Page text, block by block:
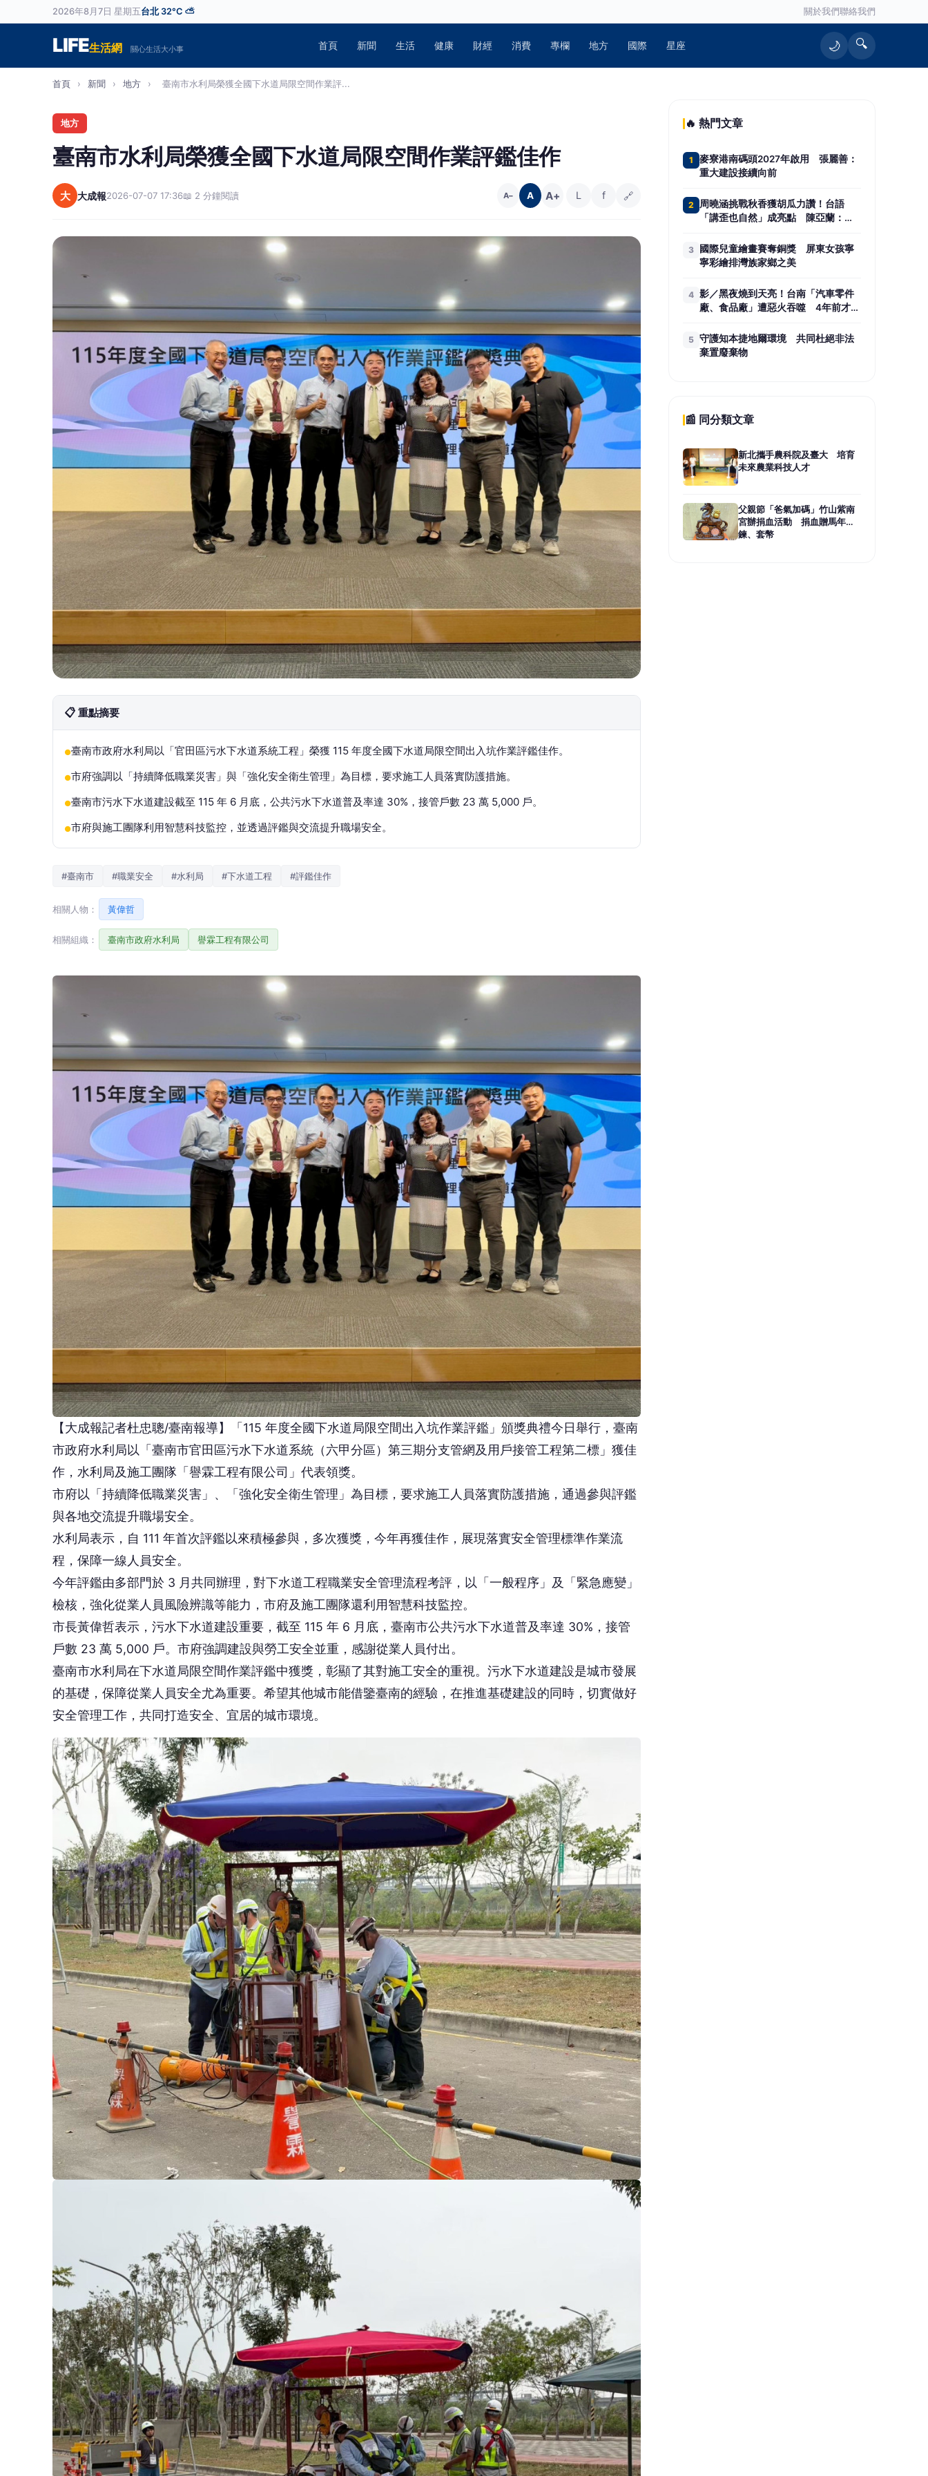
2026年8月7日 星期五台北 32°C ⛅ 關於我們聯絡我們
LIFE生活網 關心生活大小事 首頁 新聞 生活 健康 財經 消費 專欄 地方 國際 星座 🌙 🔍
首頁 › 新聞 › 地方 › 臺南市水利局榮獲全國下水道局限空間作業評...
地方
臺南市水利局榮獲全國下水道局限空間作業評鑑佳作
大 大成報2026-07-07 17:36📖 2 分鐘閱讀 A− A A+ L f 🔗
📋 重點摘要
●臺南市政府水利局以「官田區污水下水道系統工程」榮獲 115 年度全國下水道局限空間出入坑作業評鑑佳作。
●市府強調以「持續降低職業災害」與「強化安全衛生管理」為目標，要求施工人員落實防護措施。
●臺南市污水下水道建設截至 115 年 6 月底，公共污水下水道普及率達 30%，接管戶數 23 萬 5,000 戶。
●市府與施工團隊利用智慧科技監控，並透過評鑑與交流提升職場安全。
#臺南市 #職業安全 #水利局 #下水道工程 #評鑑佳作
相關人物： 黃偉哲
相關組織： 臺南市政府水利局 譽霖工程有限公司
【大成報記者杜忠聰/臺南報導】「115 年度全國下水道局限空間出入坑作業評鑑」頒獎典禮今日舉行，臺南
市政府水利局以「臺南市官田區污水下水道系統（六甲分區）第三期分支管網及用戶接管工程第二標」獲佳
作，水利局及施工團隊「譽霖工程有限公司」代表領獎。
市府以「持續降低職業災害」、「強化安全衛生管理」為目標，要求施工人員落實防護措施，通過參與評鑑
與各地交流提升職場安全。
水利局表示，自 111 年首次評鑑以來積極參與，多次獲獎，今年再獲佳作，展現落實安全管理標準作業流
程，保障一線人員安全。
今年評鑑由多部門於 3 月共同辦理，對下水道工程職業安全管理流程考評，以「一般程序」及「緊急應變」
檢核，強化從業人員風險辨識等能力，市府及施工團隊還利用智慧科技監控。
市長黃偉哲表示，污水下水道建設重要，截至 115 年 6 月底，臺南市公共污水下水道普及率達 30%，接管
戶數 23 萬 5,000 戶。市府強調建設與勞工安全並重，感謝從業人員付出。
臺南市水利局在下水道局限空間作業評鑑中獲獎，彰顯了其對施工安全的重視。污水下水道建設是城市發展
的基礎，保障從業人員安全尤為重要。希望其他城市能借鑒臺南的經驗，在推進基礎建設的同時，切實做好
安全管理工作，共同打造安全、宜居的城市環境。
🔥 熱門文章
1
麥寮港南碼頭2027年啟用 張麗善：
重大建設接續向前
2
周曉涵挑戰秋香獲胡瓜力讚！台語
「講歪也自然」成亮點 陳亞蘭：她
3
國際兒童繪畫賽奪銅獎 屏東女孩寧
寧彩繪排灣族家鄉之美
4 影／黑夜燒到天亮！台南「汽車零件
廠、食品廠」遭惡火吞噬 4年前才燒
5 守護知本捷地爾環境 共同杜絕非法
棄置廢棄物
📰 同分類文章
新北攜手農科院及臺大 培育
未來農業科技人才
父親節「爸氣加碼」竹山紫南
宮辦捐血活動 捐血贈馬年項
鍊、套幣